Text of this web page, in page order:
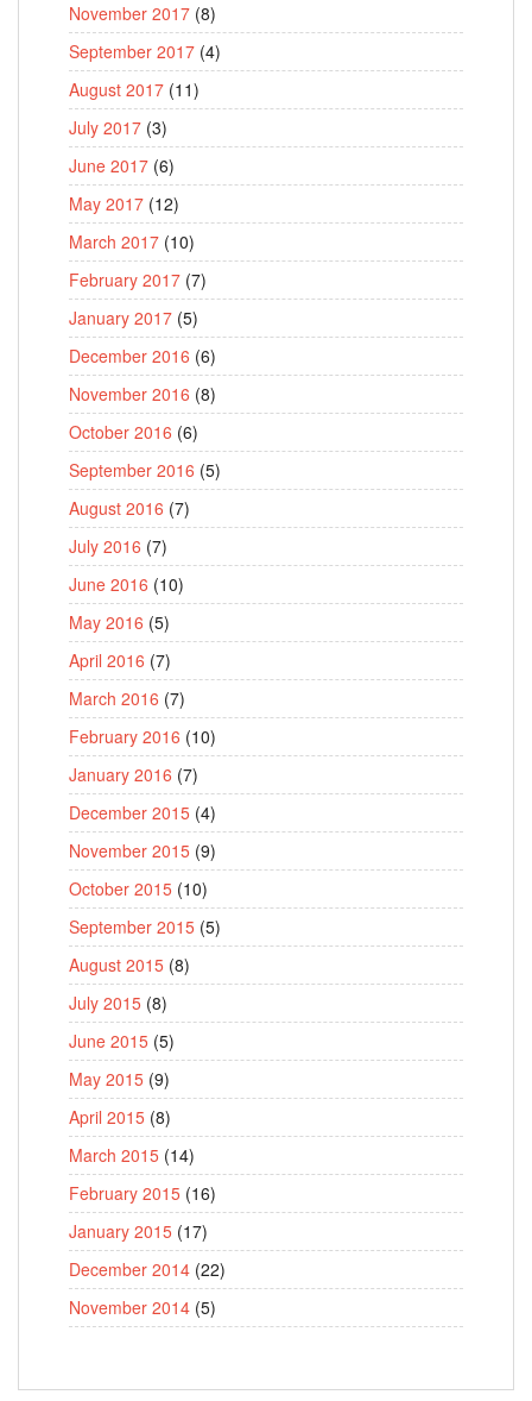
November 2017 (8)
September 2017 (4)
August 2017 (11)
July 2017 (3)
June 2017 (6)
May 2017 (12)
March 2017 (10)
February 2017 (7)
January 2017 (5)
December 2016 (6)
November 2016 (8)
October 2016 (6)
September 2016 (5)
August 2016 (7)
July 2016 (7)
June 2016 (10)
May 2016 (5)
April 2016 (7)
March 2016 (7)
February 2016 (10)
January 2016 (7)
December 2015 (4)
November 2015 (9)
October 2015 (10)
September 2015 (5)
August 2015 (8)
July 2015 (8)
June 2015 (5)
May 2015 (9)
April 2015 (8)
March 2015 (14)
February 2015 (16)
January 2015 (17)
December 2014 (22)
November 2014 (5)